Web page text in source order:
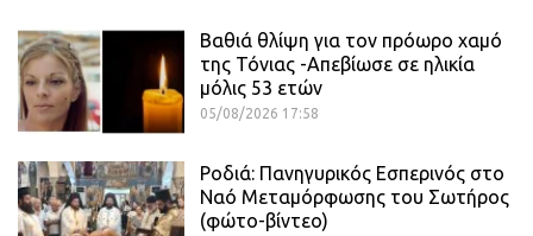
Βαθιά θλίψη για τον πρόωρο χαμό
της Τόνιας -Απεβίωσε σε ηλικία
μόλις 53 ετών
05/08/2026 17:58
Ροδιά: Πανηγυρικός Εσπερινός στο
Ναό Μεταμόρφωσης του Σωτήρος
(φώτο-βίντεο)